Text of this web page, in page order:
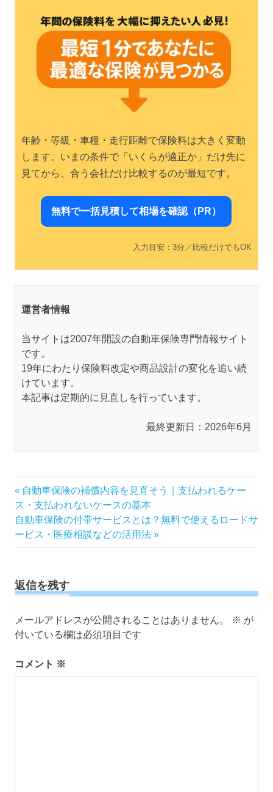
年齢・等級・車種・走行距離で保険料は大きく変動
します。いまの条件で「いくらが適正か」だけ先に
見てから、合う会社だけ比較するのが最短です。
無料で一括見積して相場を確認（PR）
入力目安：3分／比較だけでもOK
運営者情報
当サイトは2007年開設の自動車保険専門情報サイト
です。
19年にわたり保険料改定や商品設計の変化を追い続
けています。
本記事は定期的に見直しを行っています。
最終更新日：2026年6月
投
稿
ナ
ビ
シ
ン
前
の
記
事:
自動車保険の補償内容を見直そう｜支払われるケー
ス・支払われないケースの基本
次
の
記
自動車保険の付帯サービスとは？無料で使えるロードサ
ービス・医療相談などの活用法
返信を残す
メールアドレスが公開されることはありません。 ※ が
付いている欄は必須項目です
コメント ※